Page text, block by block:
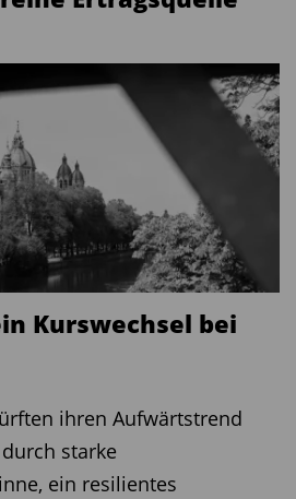
Kurswechsel bei
ihren Aufwärtstrend
starke
ein resilientes